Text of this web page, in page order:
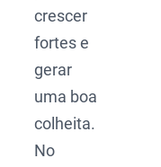
crescer
fortes e
gerar
uma boa
colheita.
No